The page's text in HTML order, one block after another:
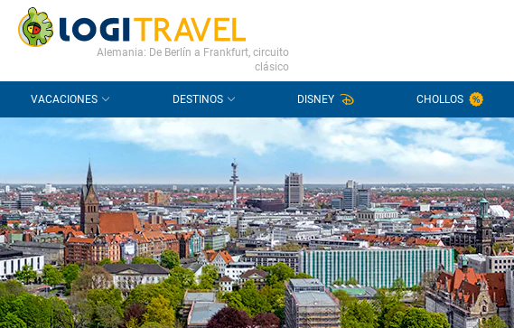
CONTACTO PREGUNTAS FRECUENTES
Alemania: De Berlín a Frankfurt, circuito
clásico
VACACIONES DESTINOS DISNEY CHOLLOS